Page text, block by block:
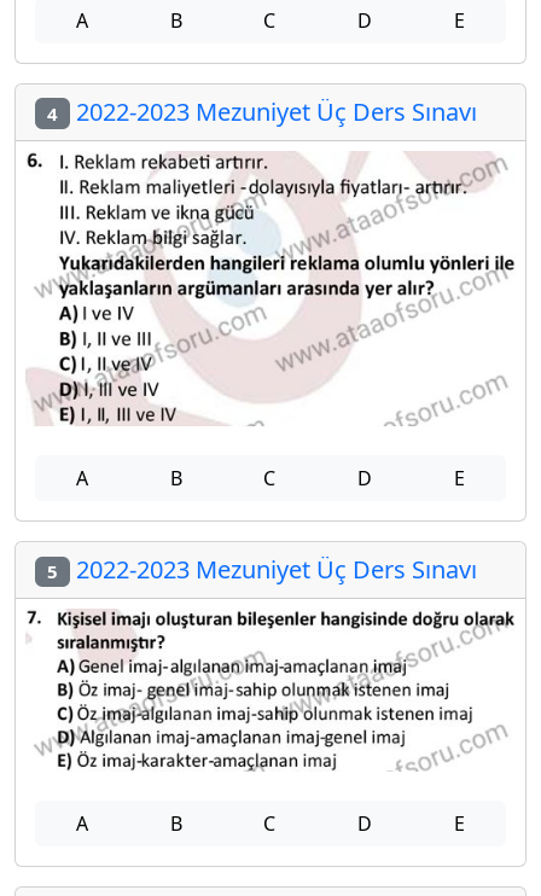
A B C D E
4 2022-2023 Mezuniyet Üç Ders Sınavı
A B C D E
5 2022-2023 Mezuniyet Üç Ders Sınavı
A B C D E